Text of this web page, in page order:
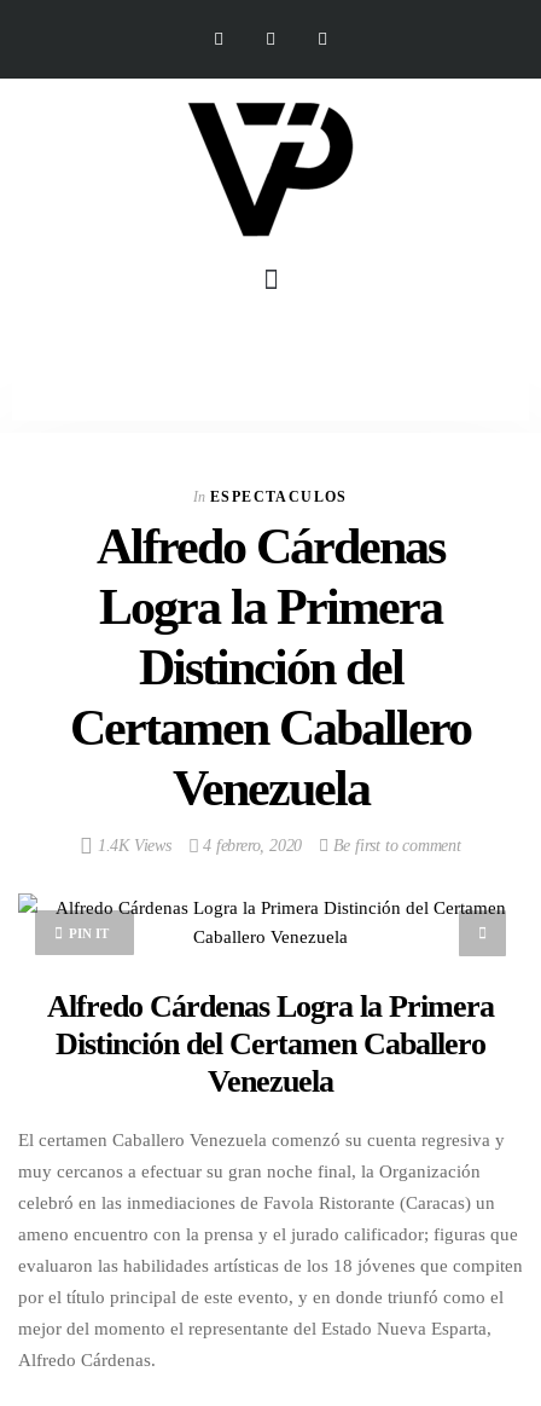
In ESPECTACULOS
Alfredo Cárdenas
Logra la Primera
Distinción del
Certamen Caballero
Venezuela
1.4K Views 4 febrero, 2020 Be first to comment
PIN IT
Alfredo Cárdenas Logra la Primera
Distinción del Certamen Caballero
Venezuela
El certamen Caballero Venezuela comenzó su cuenta regresiva y
muy cercanos a efectuar su gran noche final, la Organización
celebró en las inmediaciones de Favola Ristorante (Caracas) un
ameno encuentro con la prensa y el jurado calificador; figuras que
evaluaron las habilidades artísticas de los 18 jóvenes que compiten
por el título principal de este evento, y en donde triunfó como el
mejor del momento el representante del Estado Nueva Esparta,
Alfredo Cárdenas.